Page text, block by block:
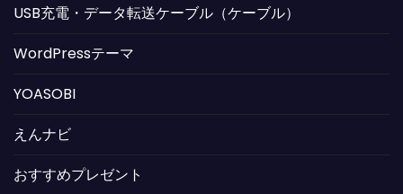
USB充電・データ転送ケーブル（ケーブル）
WordPressテーマ
YOASOBI
えんナビ
おすすめプレゼント